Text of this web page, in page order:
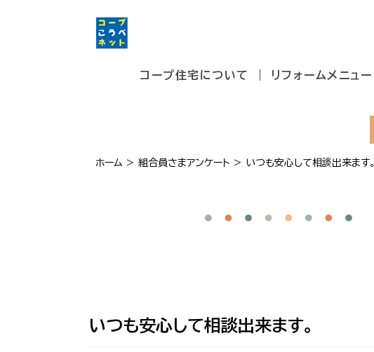
コープ住宅について リフォームメニュー
ホーム > 組合員さまアンケート > いつも安心して相談出来ます。
いつも安心して相談出来ます。